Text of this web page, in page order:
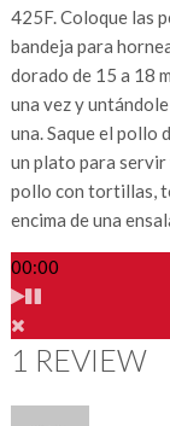
425F. Coloque las
bandeja para
dorado de 15 a 18
una vez y
una. Saque el
un plato para servir
pollo con tortillas,
encima de una
00:00
1 REVIEW